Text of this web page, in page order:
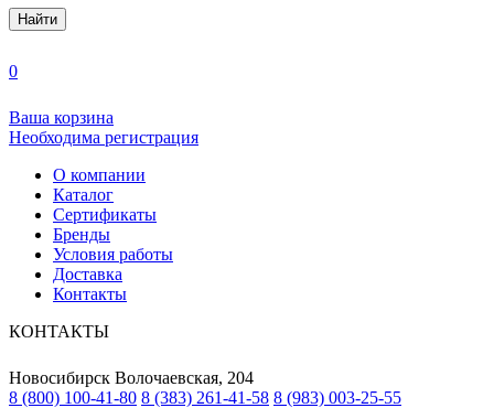
Найти
0
Ваша корзина
Необходима регистрация
О компании
Каталог
Сертификаты
Бренды
Условия работы
Доставка
Контакты
КОНТАКТЫ
Новосибирск Волочаевская, 204
8 (800) 100-41-80 8 (383) 261-41-58 8 (983) 003-25-55